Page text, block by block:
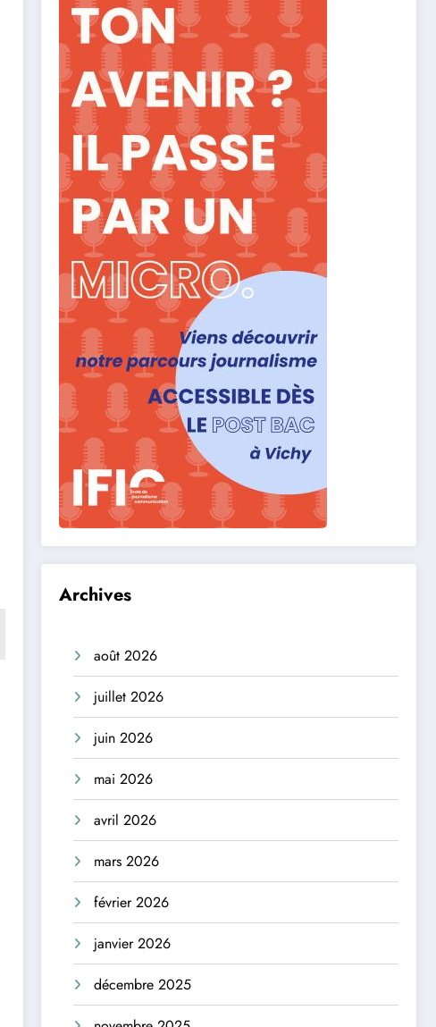
Archives
août 2026
juillet 2026
juin 2026
mai 2026
avril 2026
mars 2026
février 2026
janvier 2026
décembre 2025